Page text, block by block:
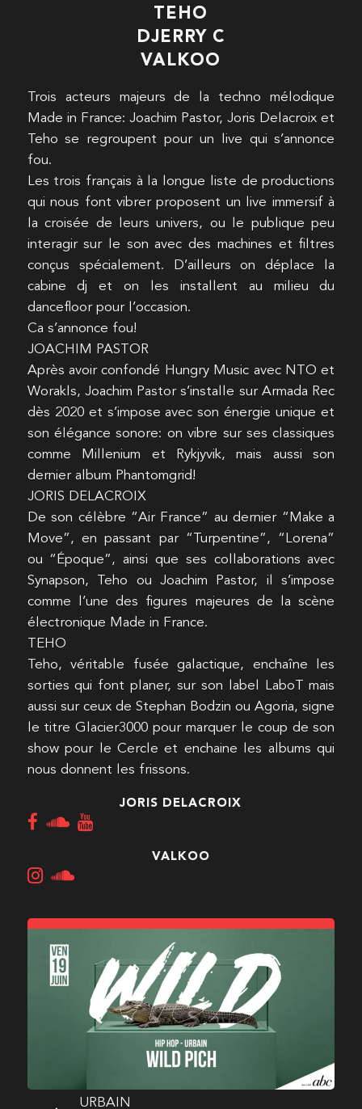
TEHO
DJERRY C
VALKOO
Trois acteurs majeurs de la techno mélodique
Made in France: Joachim Pastor, Joris Delacroix et
Teho se regroupent pour un live qui s’annonce
fou.
Les trois français à la longue liste de productions
qui nous font vibrer proposent un live immersif à
la croisée de leurs univers, ou le publique peu
interagir sur le son avec des machines et filtres
conçus spécialement. D’ailleurs on déplace la
cabine dj et on les installent au milieu du
dancefloor pour l’occasion.
Ca s’annonce fou!
JOACHIM PASTOR
Après avoir confondé Hungry Music avec NTO et
Worakls, Joachim Pastor s’installe sur Armada Rec
dès 2020 et s’impose avec son énergie unique et
son élégance sonore: on vibre sur ses classiques
comme Millenium et Rykjyvik, mais aussi son
dernier album Phantomgrid!
JORIS DELACROIX
De son célèbre “Air France” au dernier “Make a
Move”, en passant par “Turpentine”, “Lorena”
ou “Époque”, ainsi que ses collaborations avec
Synapson, Teho ou Joachim Pastor, il s’impose
comme l’une des figures majeures de la scène
électronique Made in France.
TEHO
Teho, véritable fusée galactique, enchaîne les
sorties qui font planer, sur son label LaboT mais
aussi sur ceux de Stephan Bodzin ou Agoria, signe
le titre Glacier3000 pour marquer le coup de son
show pour le Cercle et enchaine les albums qui
nous donnent les frissons.
JORIS DELACROIX
VALKOO
URBAIN